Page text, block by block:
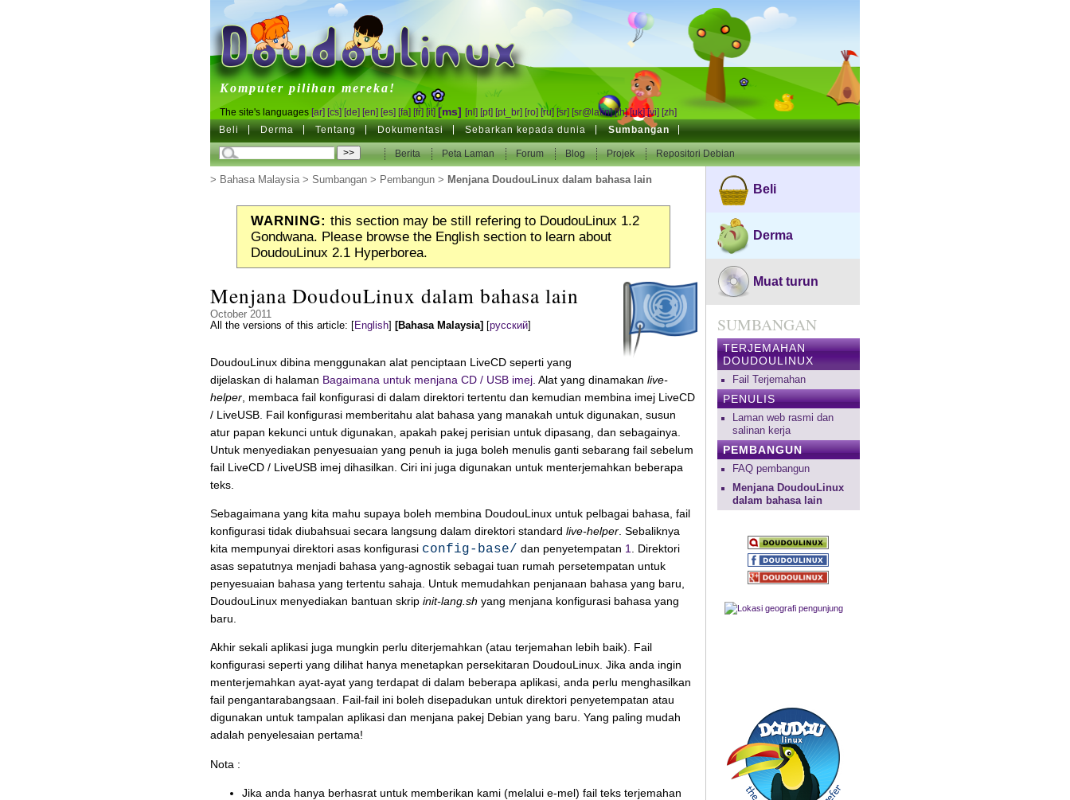
DoudouLinux
Komputer pilihan mereka!
The site's languages [ar] [cs] [de] [en] [es] [fa] [fr] [it] [ms] [nl] [pt] [pt_br] [ro] [ru] [sr] [sr@latin] [th] [uk] [vi] [zh]
Beli Derma Tentang Dokumentasi Sebarkan kepada dunia Sumbangan
Berita Peta Laman Forum Blog Projek Repositori Debian
> Bahasa Malaysia> Sumbangan> Pembangun> Menjana DoudouLinux dalam bahasa lain
WARNING: this section may be still refering to DoudouLinux 1.2
Gondwana. Please browse the English section to learn about
DoudouLinux 2.1 Hyperborea.
Menjana DoudouLinux dalam bahasa lain
October 2011
All the versions of this article:
English] [Bahasa Malaysia] русский]
DoudouLinux dibina menggunakan alat penciptaan LiveCD seperti yang
dijelaskan di halaman Bagaimana untuk menjana CD / USB imej. Alat yang dinamakan live-
helper, membaca fail konfigurasi di dalam direktori tertentu dan kemudian membina imej LiveCD
/ LiveUSB. Fail konfigurasi memberitahu alat bahasa yang manakah untuk digunakan, susun
atur papan kekunci untuk digunakan, apakah pakej perisian untuk dipasang, dan sebagainya.
Untuk menyediakan penyesuaian yang penuh ia juga boleh menulis ganti sebarang fail sebelum
fail LiveCD / LiveUSB imej dihasilkan. Ciri ini juga digunakan untuk menterjemahkan beberapa
teks.
Sebagaimana yang kita mahu supaya boleh membina DoudouLinux untuk pelbagai bahasa, fail
konfigurasi tidak diubahsuai secara langsung dalam direktori standard live-helper. Sebaliknya
kita mempunyai direktori asas konfigurasi config-base/ dan penyetempatan 1. Direktori
asas sepatutnya menjadi bahasa yang-agnostik sebagai tuan rumah persetempatan untuk
penyesuaian bahasa yang tertentu sahaja. Untuk memudahkan penjanaan bahasa yang baru,
DoudouLinux menyediakan bantuan skrip init-lang.sh yang menjana konfigurasi bahasa yang
baru.
Akhir sekali aplikasi juga mungkin perlu diterjemahkan (atau terjemahan lebih baik). Fail
konfigurasi seperti yang dilihat hanya menetapkan persekitaran DoudouLinux. Jika anda ingin
menterjemahkan ayat-ayat yang terdapat di dalam beberapa aplikasi, anda perlu menghasilkan
fail pengantarabangsaan. Fail-fail ini boleh disepadukan untuk direktori penyetempatan atau
digunakan untuk tampalan aplikasi dan menjana pakej Debian yang baru. Yang paling mudah
adalah penyelesaian pertama!
Nota :
Jika anda hanya berhasrat untuk memberikan kami (melalui e-mel) fail teks terjemahan
Beli
Derma
Muat turun
SUMBANGAN
TERJEMAHAN
DOUDOULINUX
Fail Terjemahan
PENULIS
Laman web rasmi dan
salinan kerja
PEMBANGUN
FAQ pembangun
Menjana DoudouLinux
dalam bahasa lain